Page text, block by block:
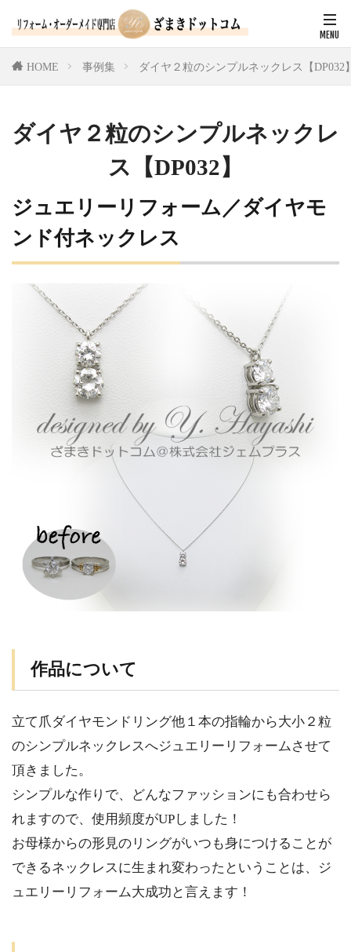
HOME 事例集 ダイヤ２粒のシンプルネックレス【DP032
ダイヤ２粒のシンプルネックレ
ス【DP032】
ジュエリーリフォーム／ダイヤモ
ンド付ネックレス
作品について
立て爪ダイヤモンドリング他１本の指輪から大小２粒
のシンプルネックレスへジュエリーリフォームさせて
頂きました。
シンプルな作りで、どんなファッションにも合わせら
れますので、使用頻度がUPしました！
お母様からの形見のリングがいつも身につけることが
できるネックレスに生まれ変わったということは、ジ
ュエリーリフォーム大成功と言えます！